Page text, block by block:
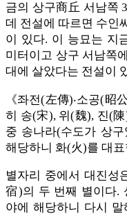
금의 상구商丘 서남쪽
데 전설에 따르면 수인
이 있다. 이 능묘는 지
미터이고 상구 서남쪽
대에 살았다는 전설이
《좌전(左傳)‧소공(昭
히 송(宋), 위(魏), 진(
중 송나라(수도가 상
해당하니 화(火)를 대표
별자리 중에서 대진
宿)의 두 번째 별이다.
야에 해당하니 다시